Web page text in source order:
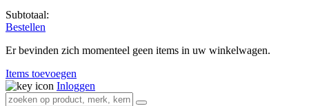
Subtotaal:
Bestellen
Er bevinden zich momenteel geen items in uw winkelwagen.
Items toevoegen
Inloggen